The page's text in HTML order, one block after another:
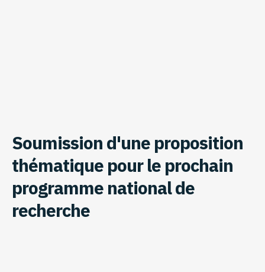
Soumission d'une proposition
thématique pour le prochain
programme national de
recherche